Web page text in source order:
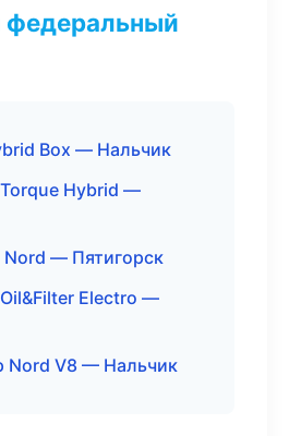
федеральный
Box — Нальчик
Hybrid —
Nord — Пятигорск
Electro —
Nord V8 — Нальчик